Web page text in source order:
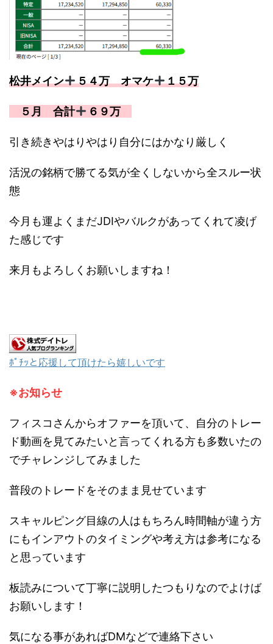
松井メイン ️５４万 オマケ ️１５万
５月 合計 ６９万
引き続きやはりやはり自分にはかなり厳しく
活況の銘柄で勝てる気が全くしないから全スルー状
態
今月も運よくまだJDIやバルクがあってくれて凌げ
た感じです
来月もよろしくお願いしますね！
ﾎﾟﾁｯと応援して頂けたら嬉しいです
※お知らせ
フィスコさんからオファーを頂いて、自分のトレー
ド動画を見てみたいと言ってくれる方も多数いたの
でチャレンジしてみました
普段のトレードをそのまま見せています
スキャルピング目線の人はもちろん時間軸が違う方
にもインアウトのタイミングや考え方は参考になる
と思っています
板読みについて丁寧に説明したつもりなのでよけば
お願いします！
気になる事があればDMなどで連絡下さい